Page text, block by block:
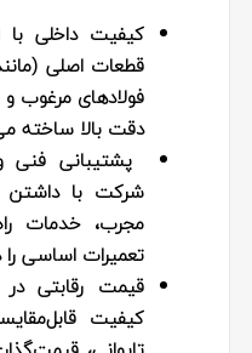
کیفیت داخلی با
قطعات اصلی
فولادهای مرغوب
دقت بالا ساخته
پشتیبانی
شرکت با
مجرب، خدمات
تعمیرات اساسی را
قیمت رقابتی در
کیفیت